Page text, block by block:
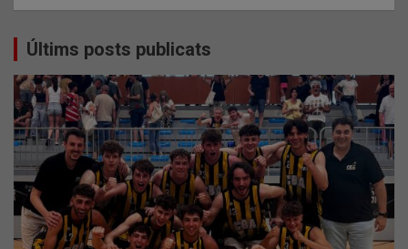
Últims posts publicats